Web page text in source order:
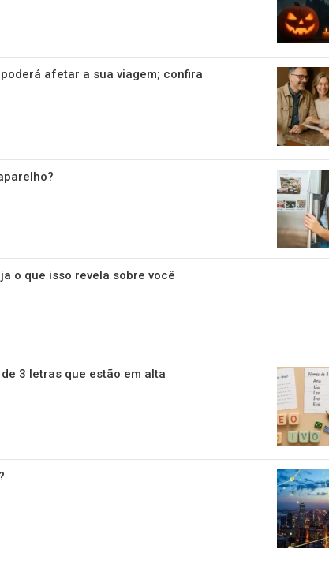
afetar a sua viagem; confira
o que isso revela sobre você
3 letras que estão em alta